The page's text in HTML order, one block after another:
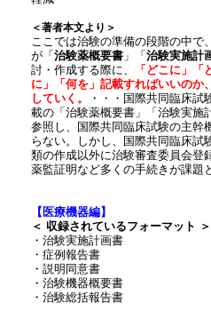
＜著者本文より＞
ここでは治験の準備の段階の中で
が「 治験薬概要書」「 治験実施計
討・作成する際に、
「どこに」
に」「何を」記載すればいいのか
していく。
・・・国際共同臨床試
載の「治験薬概要書」「治験実施
参照し、国際共同臨床試験の主幹
らない。しかし、国際共同臨床試
類の作成以外に治験審査委員会登
薬監証明など多くの手続きが課題
【医療機器編】
＜ 収録されているフォーマット ＞
・治験実施計画書
・症例報告書
・説明同意書
・治験機器概要書
・治験総括報告書